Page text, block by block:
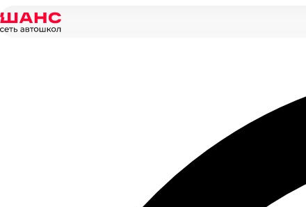
Главная/Новости